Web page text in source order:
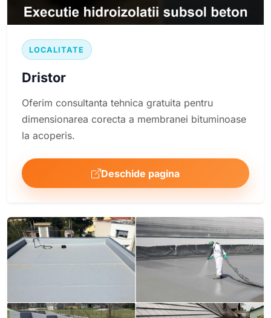
LOCALITATE
Dristor
Oferim consultanta tehnica gratuita pentru
dimensionarea corecta a membranei bituminoase
la acoperis.
Deschide pagina